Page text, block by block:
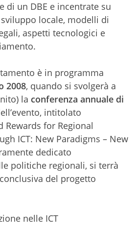
di un DBE e incentrate su
locale, modelli di
aspetti tecnologici e
è in programma
2008, quando si svolgerà a
la conferenza annuale di
intitolato
for Regional
ICT: New Paradigms – New
dedicato
politiche regionali, si terrà
del progetto
nelle ICT